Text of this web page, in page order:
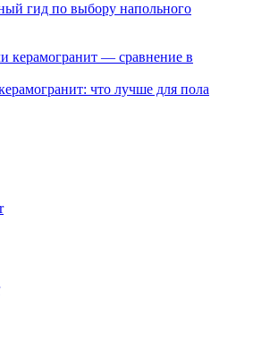
гид по выбору напольного
что лучше для пола